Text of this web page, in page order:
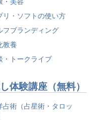
リ・ソフトの使い方
フブランディング
教養
・トークライブ
体験講座（無料）
占術（占星術・タロッ